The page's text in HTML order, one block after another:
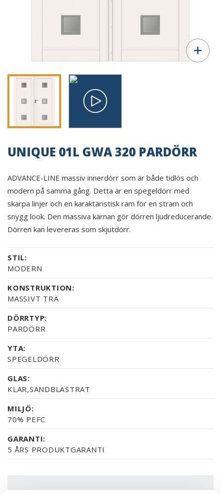
UNIQUE 01L GWA 320 PARDÖRR
ADVANCE-LINE massiv innerdörr som är både tidlös och
modern på samma gång. Detta är en spegeldörr med
skarpa linjer och en karaktäristisk ram för en stram och
snygg look. Den massiva kärnan gör dörren ljudreducerande.
Dörren kan levereras som skjutdörr.
STIL:
MODERN
KONSTRUKTION:
MASSIVT TRÄ
DÖRRTYP:
PARDÖRR
YTA:
SPEGELDÖRR
GLAS:
KLAR,SANDBLÄSTRAT
MILJÖ:
70% PEFC
GARANTI:
5 ÅRS PRODUKTGARANTI